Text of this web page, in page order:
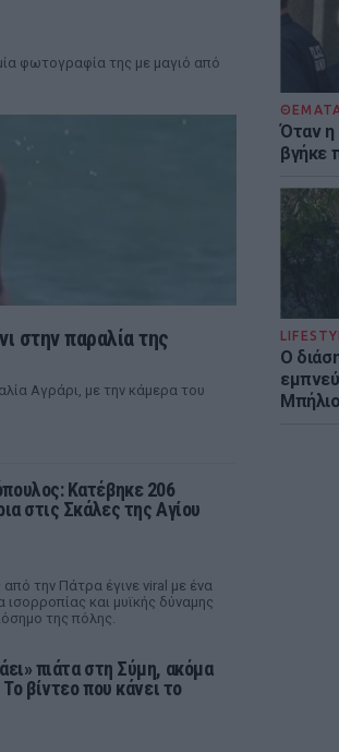
Όταν η
βγήκε
Ο
φωτογραφία της με μαγιό από
στην παραλία της
Αγράρι, με την κάμερα του
Κατέβηκε 206
στις Σκάλες της Αγίου
την Πάτρα έγινε viral με ένα
και μυϊκής δύναμης
της πόλης.
πιάτα στη Σύμη, ακόμα
βίντεο που κάνει το